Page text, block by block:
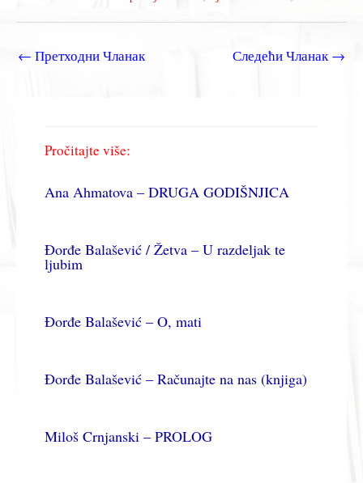
← Претходни Чланак Следећи Чланак→
Pročitajte više:
Ana Ahmatova – DRUGA GODIŠNJICA
Đorđe Balašević / Žetva – U razdeljak te
ljubim
Đorđe Balašević – O, mati
Đorđe Balašević – Računajte na nas (knjiga)
Miloš Crnjanski – PROLOG